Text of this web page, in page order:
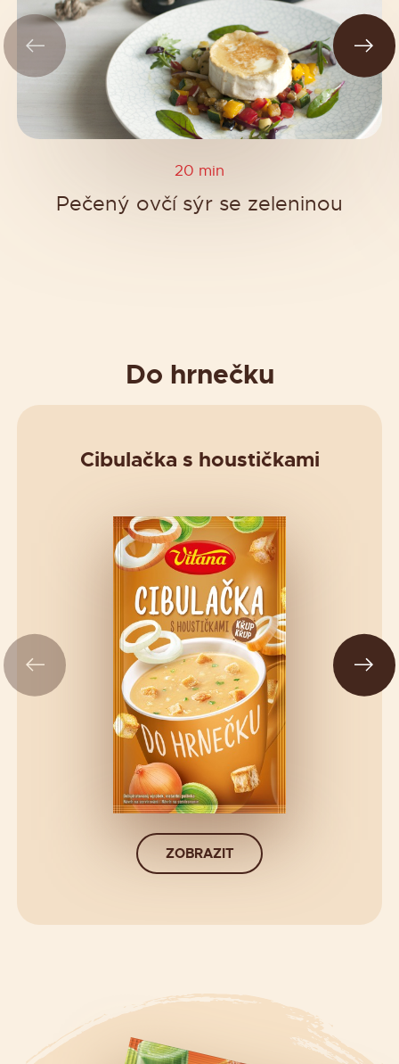
20 min
Pečený ovčí sýr se zeleninou
Do hrnečku
Cibulačka s houstičkami
ZOBRAZIT